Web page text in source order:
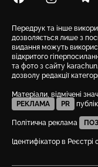
Передрук та інше
дозволяється лише з
видання можуть
відкритого
та фото з сайту
дозволу редакції
Матеріали, відмічені
РЕКЛАМА
PR
Політична реклама
Ідентифікатор в Реєстрі